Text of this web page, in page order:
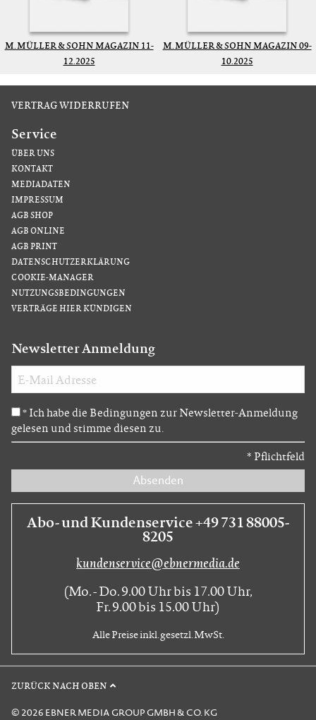
M. MÜLLER & SOHN MAGAZIN 11-
12.2025
M. MÜLLER & SOHN MAGAZIN 09-
10.2025
VERTRAG WIDERRUFEN
Service
ÜBER UNS
KONTAKT
MEDIADATEN
IMPRESSUM
AGB SHOP
AGB ONLINE
AGB PRINT
DATENSCHUTZERKLÄRUNG
COOKIE-MANAGER
NUTZUNGSBEDINGUNGEN
VERTRÄGE HIER KÜNDIGEN
Newsletter Anmeldung
* Ich habe die Bedingungen zur Newsletter-Anmeldung
gelesen und stimme diesen zu.
* Pflichtfeld
Absenden
Abo- und Kundenservice +49 731 88005-
8205
kundenservice@ebnermedia.de
(Mo. - Do. 9.00 Uhr bis 17.00 Uhr,
Fr. 9.00 bis 15.00 Uhr)
Alle Preise inkl. gesetzl. MwSt.
© 2026 EBNER MEDIA GROUP GMBH & CO. KG
ZURÜCK NACH OBEN